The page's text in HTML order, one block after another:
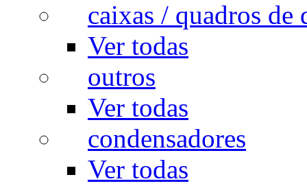
caixas / quadros de
Ver todas
outros
Ver todas
condensadores
Ver todas